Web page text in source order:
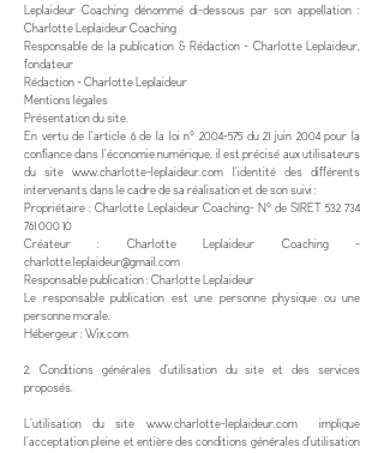
Leplaideur Coaching dénommé di-dessous par son appellation :
Charlotte Leplaideur Coaching
Responsable de la publication & Rédaction - Charlotte Leplaideur,
fondateur
Rédaction - Charlotte Leplaideur
Mentions légales
Présentation du site.
En vertu de l'article 6 de la loi n° 2004-575 du 21 juin 2004 pour la
confiance dans l'économie numérique, il est précisé aux utilisateurs
du site www.charlotte-leplaideur.com l'identité des différents
intervenants dans le cadre de sa réalisation et de son suivi :
Propriétaire : Charlotte Leplaideur Coaching- N° de SIRET 532 734
761 000 10
Créateur : Charlotte Leplaideur Coaching -
charlotte.leplaideur@gmail.com
Responsable publication : Charlotte Leplaideur
Le responsable publication est une personne physique ou une
personne morale.
Hébergeur : Wix.com
2. Conditions générales d’utilisation du site et des services
proposés.
L’utilisation du site www.charlotte-leplaideur.comimplique
l’acceptation pleine et entière des conditions générales d’utilisation